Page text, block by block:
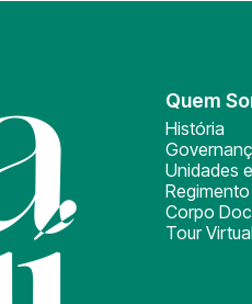
Quem
História
Unidades
Corpo
Tour Virtual